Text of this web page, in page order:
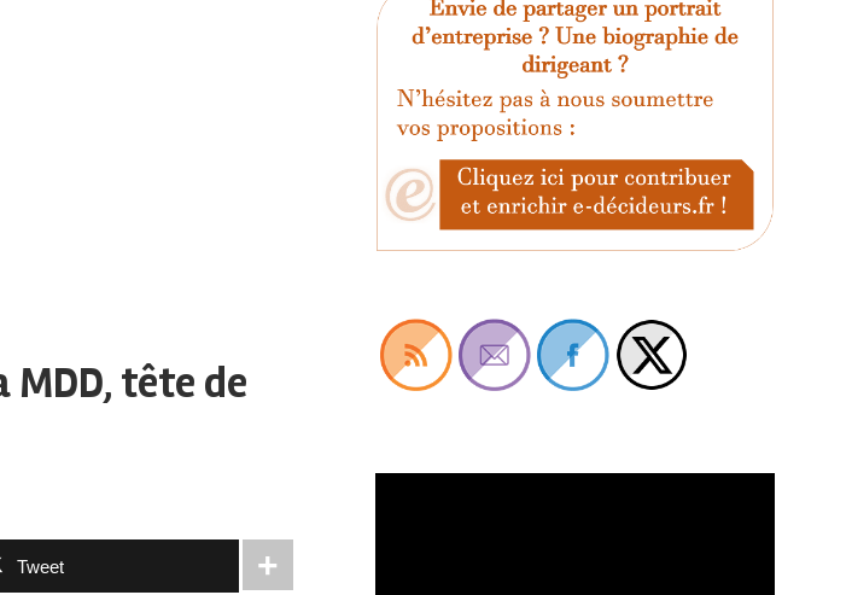
MDD, tête de
Tweet